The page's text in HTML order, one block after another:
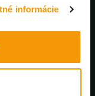
informácie